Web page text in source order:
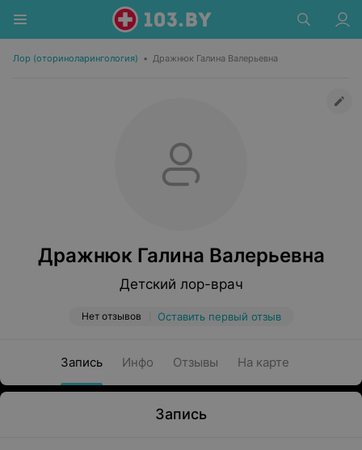
Лор (оториноларингология) • Дражнюк Галина Валерьевна
Дражнюк Галина Валерьевна
Детский лор-врач
Нет отзывов Оставить первый отзыв
Запись Инфо Отзывы На карте
Запись